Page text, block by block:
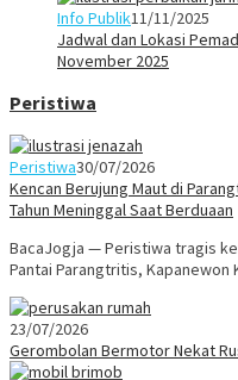
Info Publik11/11/2025
Jadwal dan Lokasi
November 2025
Peristiwa
Peristiwa30/07/2026
Kencan Berujung Maut di
Tahun Meninggal Saat Berduaan
BacaJogja — Peristiwa tragis
Pantai Parangtritis,
23/07/2026
Gerombolan Bermotor Nekat